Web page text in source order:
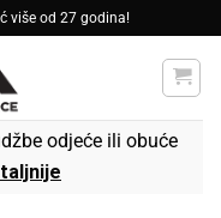
više od 27 godina!
odjeće ili obuće